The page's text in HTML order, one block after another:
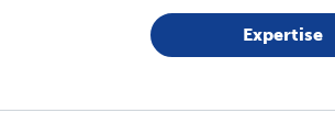
Expertise